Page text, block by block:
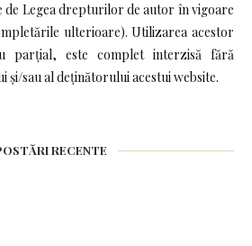
de Legea drepturilor de autor în vigoare
ulterioare). Utilizarea acestor
parțial, este complet interzisă fără
și/sau al deținătorului acestui website.
RECENTE